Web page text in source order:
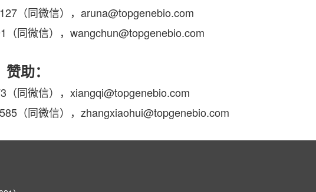
（同微信），aruna@topgenebio.com
（同微信），wangchun@topgenebio.com
助：
（同微信），xiangqi@topgenebio.com
（同微信），zhangxiaohui@topgenebio.com